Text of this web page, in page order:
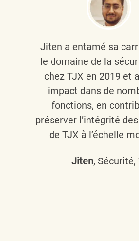
Jiten a entamé sa
le domaine de la
chez TJX en 2019 et
impact dans de
fonctions, en
préserver l’intégrité
de TJX à l’échelle
Jiten, Sécurité,